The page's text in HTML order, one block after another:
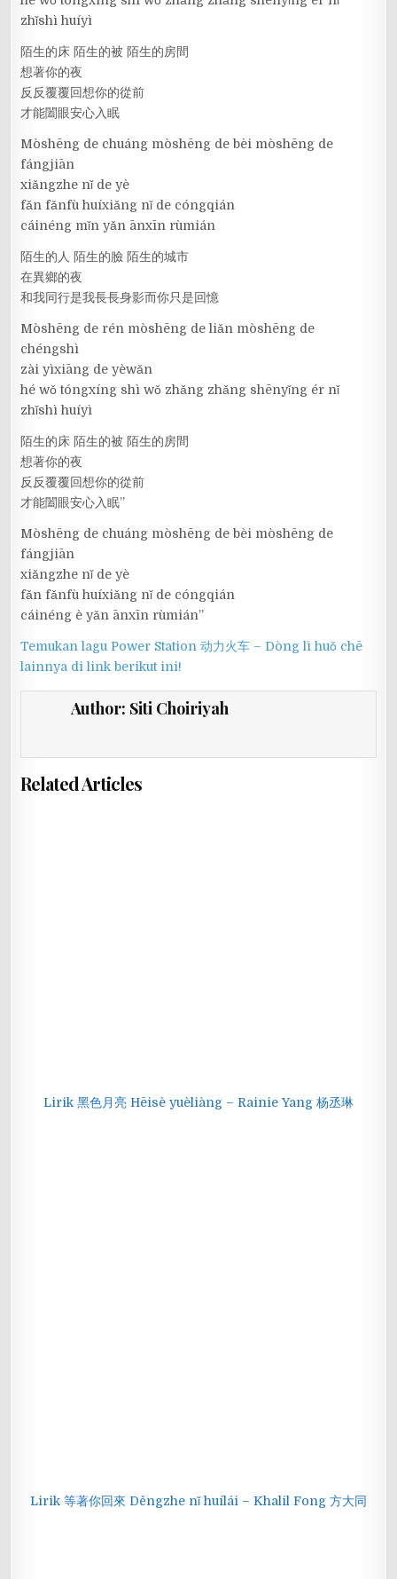
zhǐshì huíyì
陌生的床 陌生的被 陌生的房間
想著你的夜
反反覆覆回想你的從前
才能闔眼安心入眠
Mòshēng de chuáng mòshēng de bèi mòshēng de
fángjiān
xiǎngzhe nǐ de yè
fǎn fǎnfù huíxiǎng nǐ de cóngqián
cáinéng mǐn yǎn ānxīn rùmián
陌生的人 陌生的臉 陌生的城市
在異鄉的夜
和我同行是我長長身影而你只是回憶
Mòshēng de rén mòshēng de liǎn mòshēng de
chéngshì
zài yìxiāng de yèwǎn
hé wǒ tóngxíng shì wǒ zhǎng zhǎng shēnyǐng ér nǐ
zhǐshì huíyì
陌生的床 陌生的被 陌生的房間
想著你的夜
反反覆覆回想你的從前
才能闔眼安心入眠”
Mòshēng de chuáng mòshēng de bèi mòshēng de
fángjiān
xiǎngzhe nǐ de yè
fǎn fǎnfù huíxiǎng nǐ de cóngqián
cáinéng è yǎn ānxīn rùmián”
Temukan lagu Power Station 动力火车 – Dòng lì huǒ chē
lainnya di link berikut ini!
Author: Siti Choiriyah
Related Articles
Lirik 黑色月亮 Hēisè yuèliàng – Rainie Yang 杨丞琳
Lirik 等著你回來 Děngzhe nǐ huílái – Khalil Fong 方大同